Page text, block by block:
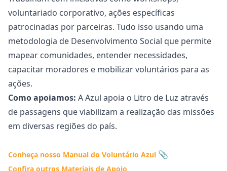
voluntariado corporativo, ações específicas
patrocinadas por parceiras. Tudo isso usando uma
metodologia de Desenvolvimento Social que permite
mapear comunidades, entender necessidades,
capacitar moradores e mobilizar voluntários para as
ações.
Como apoiamos: A Azul apoia o Litro de Luz através
de passagens que viabilizam a realização das missões
em diversas regiões do país.
Conheça nosso Manual do Voluntário Azul
Confira outros Materiais de Apoio